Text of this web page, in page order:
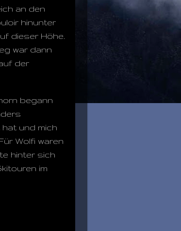
an den
hinunter
dieser Höhe.
war dann
der
begann
und mich
Wolfi waren
hinter sich
im